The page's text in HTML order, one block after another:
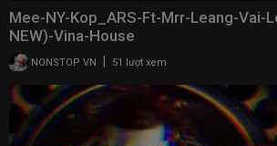
Mee-NY-Kop_ARS-Ft-Mrr-Leang-Vai-
NEW)-Vina-House
NONSTOP VN 51 lượt xem